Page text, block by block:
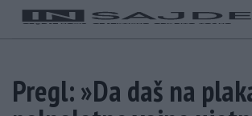
Pregl: »Da daš na